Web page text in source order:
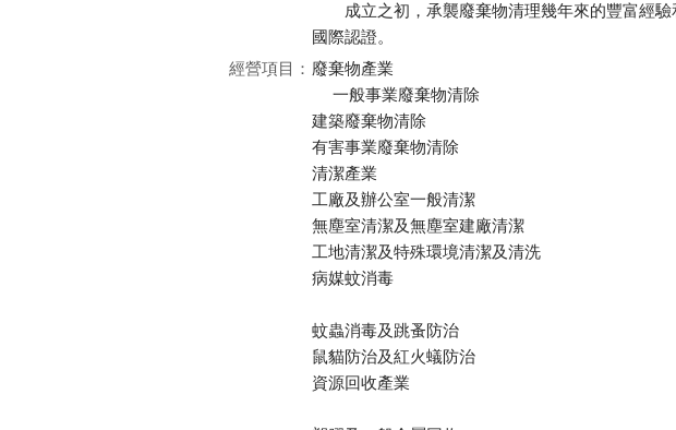
成立之初，承襲廢棄物清理幾年來的豐富經驗
國際認證。
經營項目： 廢棄物產業
一般事業廢棄物清除
建築廢棄物清除
有害事業廢棄物清除
清潔產業
工廠及辦公室一般清潔
無塵室清潔及無塵室建廠清潔
工地清潔及特殊環境清潔及清洗
病媒蚊消毒
蚊蟲消毒及跳蚤防治
鼠貓防治及紅火蟻防治
資源回收產業